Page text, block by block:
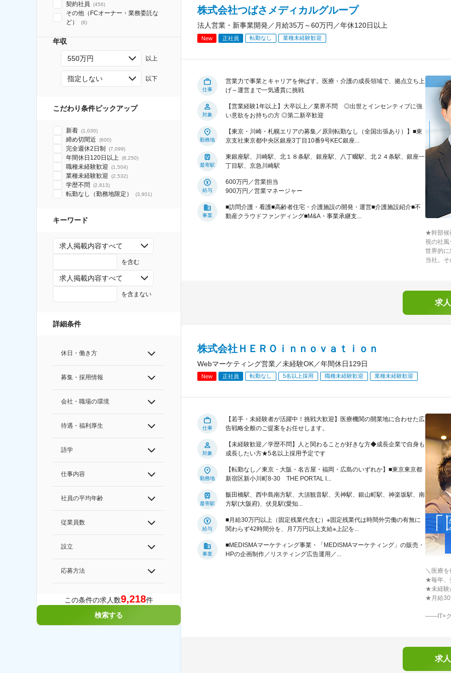
契約社員 (456)
その他（FCオーナー・業務委託な
ど）
(6)
年収
550万円 以上
指定しない 以下
こだわり条件ピックアップ
新着 (1,030)
締め切間近 (600)
完全週休2日制 (7,099)
年間休日120日以上 (8,250)
職種未経験歓迎 (1,504)
業種未経験歓迎 (2,532)
学歴不問 (2,813)
転勤なし（勤務地限定） (3,901)
キーワード
求人掲載内容すべて
を含む
求人掲載内容すべて
を含まない
詳細条件
休日・働き方
募集・採用情報
会社・職場の環境
待遇・福利厚生
語学
仕事内容
社員の平均年齢
従業員数
設立
応募方法
この条件の求人数9,218件
検索する
株式会社つばさメディカルグループ
法人営業・新事業開発／月給35万～60万円／年休120日以上
New 正社員 転勤なし 業種未経験歓迎
仕事
営業力で事業とキャリアを伸ばす。医療・介護の成長領域で、拠点立ち上
げ～運営まで一気通貫に挑戦
対象
【営業経験1年以上】大卒以上／業界不問 ◎出世とインセンティブに強
い意欲をお持ちの方 ◎第二新卒歓迎
勤務地
【東京・川崎・札幌エリアの募集／原則転勤なし（全国出張あり）】■東
京支社東京都中央区銀座3丁目10番9号KEC銀座...
最寄駅
東銀座駅、川崎駅、北１８条駅、銀座駅、八丁畷駅、北２４条駅、銀座一
丁目駅、京急川崎駅
給与
600万円／営業担当
900万円／営業マネージャー
事業
■訪問介護・看護■高齢者住宅・介護施設の開発・運営■介護施設紹介■不
動産クラウドファンディング■M&A・事業承継支...
★幹部候
視の社
世界的に
当社。
求
株式会社ＨＥＲＯｉｎｎｏｖａｔｉｏｎ
Webマーケティング営業／未経験OK／年間休日129日
New 正社員 転勤なし 5名以上採用 職種未経験歓迎 業種未経験歓迎
仕事
【若手・未経験者が活躍中！挑戦大歓迎】医療機関の開業地に合わせた広
告戦略全般のご提案をお任せします。
対象
【未経験歓迎／学歴不問】人と関わることが好きな方◆成長企業で自身も
成長したい方★5名以上採用予定です
勤務地
【転勤なし／東京・大阪・名古屋・福岡・広島のいずれか】■東京東京都
新宿区新小川町8-30 THE PORTAL I...
最寄駅
飯田橋駅、西中島南方駅、大須観音駅、天神駅、銀山町駅、神楽坂駅、南
方駅(大阪府)、伏見駅(愛知...
給与
■月給30万円以上（固定残業代含む）※固定残業代は時間外労働の有無に
関わらず42時間分を、月7万円以上支給※上記を...
事業
■MEDISMAマーケティング事業・「MEDISMAマーケティング」の販売・
HPの企画制作／リスティング広告運用／...
＼医療
★毎年、
★未経験
★月給30
――IT×ク
求